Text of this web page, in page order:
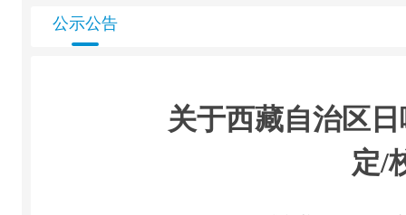
公示公告
关于西藏自治区
定/